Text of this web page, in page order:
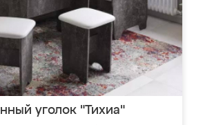
уголок "Тихиа"